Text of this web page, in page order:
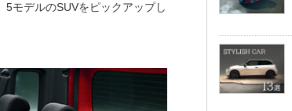
モデルのSUVをピックアップし